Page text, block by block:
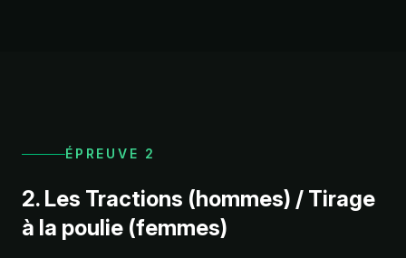
ÉPREUVE 2
2. Les Tractions (hommes) / Tirage
à la poulie (femmes)